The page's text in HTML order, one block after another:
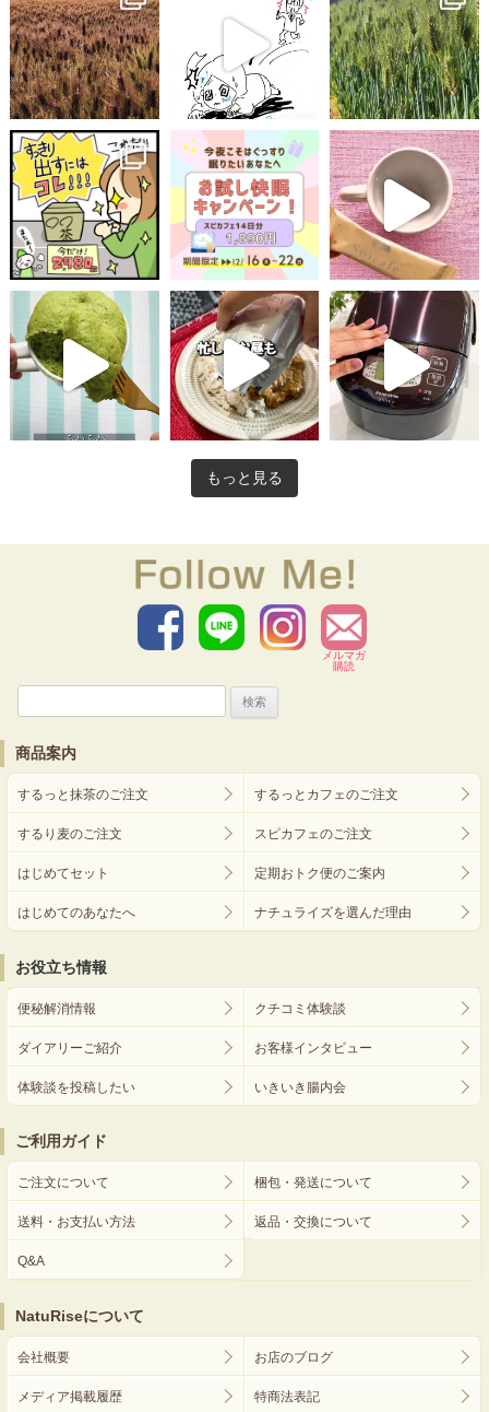
もっと見る
メルマガ
購読
商品案内
するっと抹茶のご注文 するっとカフェのご注文
するり麦のご注文 スピカフェのご注文
はじめてセット 定期おトク便のご案内
はじめてのあなたへ ナチュライズを選んだ理由
お役立ち情報
便秘解消情報 クチコミ体験談
ダイアリーご紹介 お客様インタビュー
体験談を投稿したい いきいき腸内会
ご利用ガイド
ご注文について 梱包・発送について
送料・お支払い方法 返品・交換について
Q&A
NatuRiseについて
会社概要 お店のブログ
メディア掲載履歴 特商法表記